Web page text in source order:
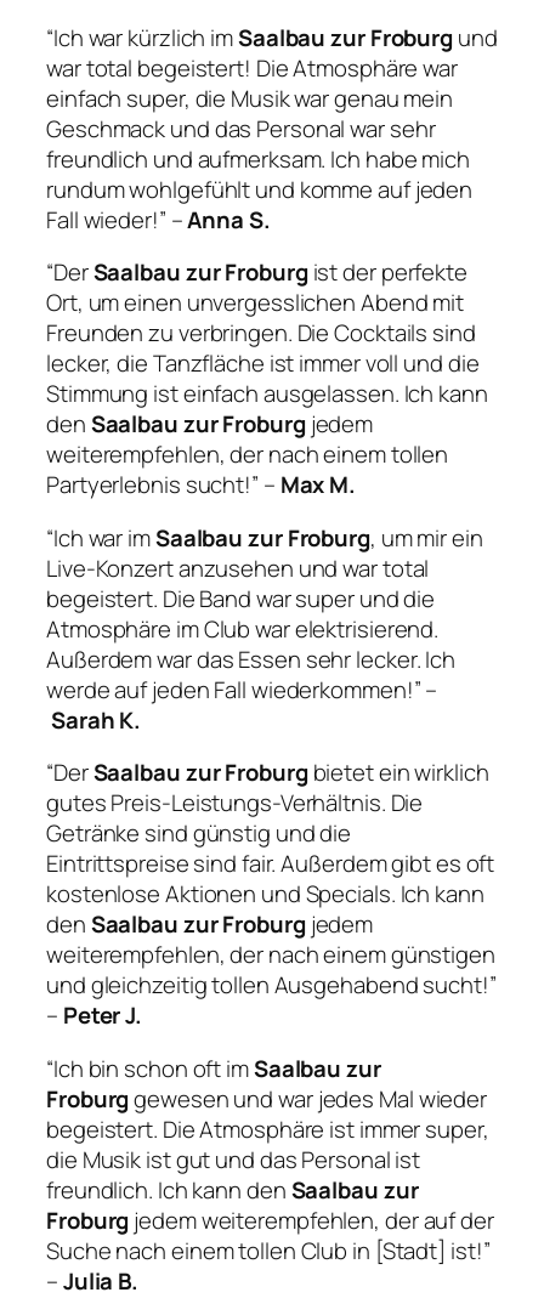
“Ich war kürzlich imSaalbau zur Froburg und
war total begeistert! Die Atmosphäre war
einfach super, die Musik war genau mein
Geschmack und das Personal war sehr
freundlich und aufmerksam. Ich habe mich
rundum wohlgefühlt und komme auf jeden
Fall wieder!” –Anna S.
“DerSaalbau zur Froburg ist der perfekte
Ort, um einen unvergesslichen Abend mit
Freunden zu verbringen. Die Cocktails sind
lecker, die Tanzfläche ist immer voll und die
Stimmung ist einfach ausgelassen. Ich kann
denSaalbau zur Froburg jedem
weiterempfehlen, der nach einem tollen
Partyerlebnis sucht!” – Max M.
“Ich war imSaalbau zur Froburg, um mir ein
Live-Konzert anzusehen und war total
begeistert. Die Band war super und die
Atmosphäre im Club war elektrisierend.
Außerdem war das Essen sehr lecker. Ich
werde auf jeden Fall wiederkommen!” –
Sarah K.
“DerSaalbau zur Froburg bietet ein wirklich
gutes Preis-Leistungs-Verhältnis. Die
Getränke sind günstig und die
Eintrittspreise sind fair. Außerdem gibt es oft
kostenlose Aktionen und Specials. Ich kann
denSaalbau zur Froburg jedem
weiterempfehlen, der nach einem günstigen
und gleichzeitig tollen Ausgehabend sucht!”
– Peter J.
“Ich bin schon oft imSaalbau zur
Froburg gewesen und war jedes Mal wieder
begeistert. Die Atmosphäre ist immer super,
die Musik ist gut und das Personal ist
freundlich. Ich kann denSaalbau zur
Froburg jedem weiterempfehlen, der auf der
Suche nach einem tollen Club in [Stadt] ist!”
–Julia B.